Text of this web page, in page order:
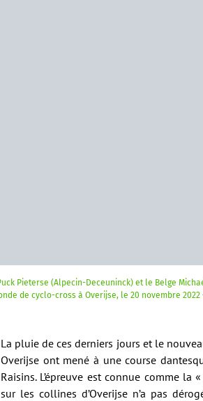
Pieterse (Alpecin-Deceuninck) et le Belge
de cyclo-cross à Overijse, le 20 novembre
La pluie de ces derniers jours et le
Overijse ont mené à une course
Raisins. L’épreuve est connue comme
sur les collines d’Overijse n’a pas